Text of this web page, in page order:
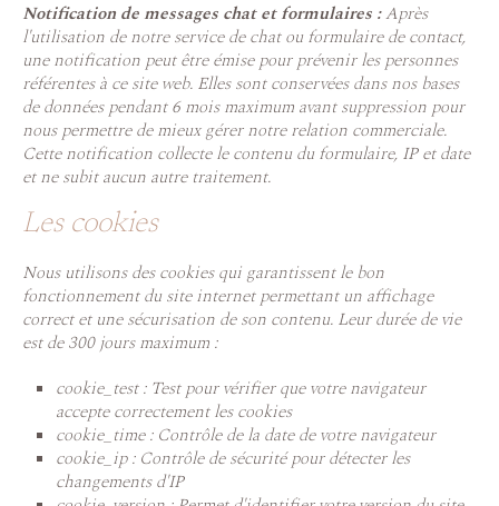
Notification de messages chat et formulaires :Après
l'utilisation de notre service de chat ou formulaire de contact,
une notification peut être émise pour prévenir les personnes
référentes à ce site web. Elles sont conservées dans nos bases
de données pendant 6 mois maximum avant suppression pour
nous permettre de mieux gérer notre relation commerciale.
Cette notification collecte le contenu du formulaire, IP et date
et ne subit aucun autre traitement.
Les cookies
Nous utilisons des cookies qui garantissent le bon
fonctionnement du site internet permettant un affichage
correct et une sécurisation de son contenu. Leur durée de vie
est de 300 jours maximum :
cookie_test : Test pour vérifier que votre navigateur
accepte correctement les cookies
cookie_time : Contrôle de la date de votre navigateur
cookie_ip : Contrôle de sécurité pour détecter les
changements d'IP